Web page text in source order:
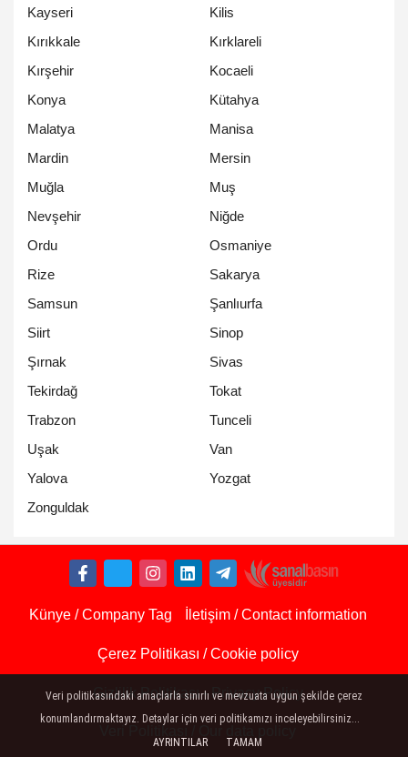
Kayseri
Kilis
Kırıkkale
Kırklareli
Kırşehir
Kocaeli
Konya
Kütahya
Malatya
Manisa
Mardin
Mersin
Muğla
Muş
Nevşehir
Niğde
Ordu
Osmaniye
Rize
Sakarya
Samsun
Şanlıurfa
Siirt
Sinop
Şırnak
Sivas
Tekirdağ
Tokat
Trabzon
Tunceli
Uşak
Van
Yalova
Yozgat
Zonguldak
Künye / Company Tag İletişim / Contact information
Çerez Politikası / Cookie policy
Gizlilik Politikası - Privacy Policy
Veri politikasındaki amaçlarla sınırlı ve mevzuata uygun şekilde çerez
konumlandırmaktayız. Detaylar için veri politikamızı inceleyebilirsiniz...
AYRINTILAR
TAMAM